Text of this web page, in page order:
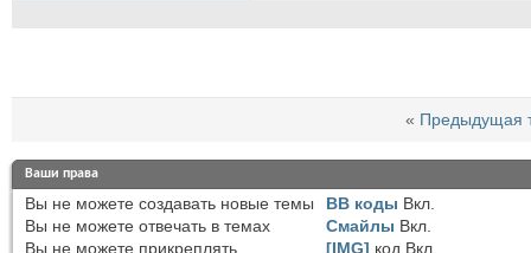
« Предыдущая
Ваши права
Вы не можете создавать новые темы
Вы не можете отвечать в темах
Вы не можете прикреплять
BB коды Вкл.
Смайлы Вкл.
[IMG] код Вкл.